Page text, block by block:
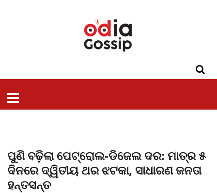
ପୁଣି ବଢ଼ିଲା ପେଟ୍ରୋଲ-ଡିଜେଲ ଦର: ମାତ୍ର ୫
ଦିନରେ ଦ୍ୱିତୀୟ ଥର ଝଟକା, ସାଧାରଣ ଜନତା
ହନ୍ତସନ୍ତ